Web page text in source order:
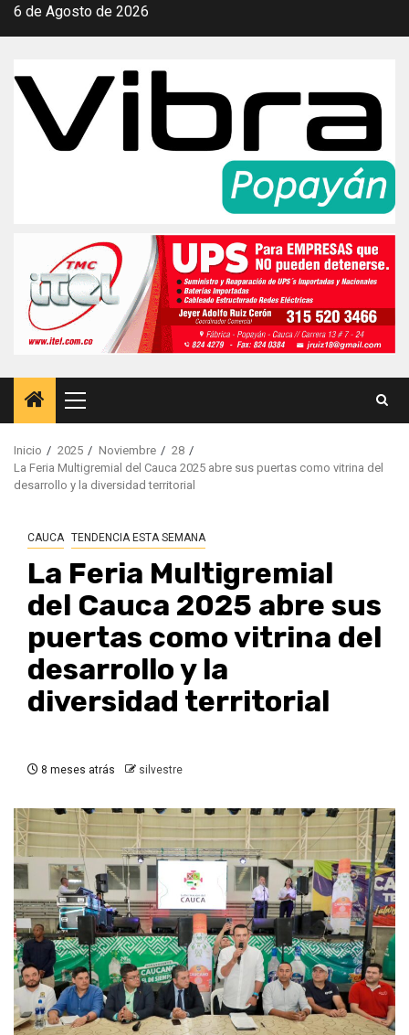
Saltar
6 de Agosto de 2026
Menú
principal
Inicio 2025 Noviembre
28
La Feria Multigremial del Cauca 2025 abre sus puertas como vitrina del
desarrollo y la diversidad territorial
CAUCA TENDENCIA ESTA SEMANA
La Feria Multigremial
del Cauca 2025 abre sus
puertas como vitrina del
desarrollo y la
diversidad territorial
8 meses atrás silvestre